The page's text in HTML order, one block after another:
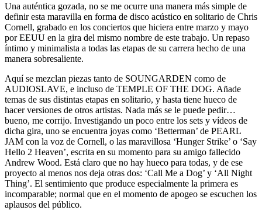
Una auténtica gozada, no se me ocurre una manera más simple de
definir esta maravilla en forma de disco acústico en solitario de Chris
Cornell, grabado en los conciertos que hiciera entre marzo y mayo
por EEUU en la gira del mismo nombre de este trabajo. Un repaso
íntimo y minimalista a todas las etapas de su carrera hecho de una
manera sobresaliente.
Aquí se mezclan piezas tanto de SOUNGARDEN como de
AUDIOSLAVE, e incluso de TEMPLE OF THE DOG. Añade
temas de sus distintas etapas en solitario, y hasta tiene hueco de
hacer versiones de otros artistas. Nada más se le puede pedir…
bueno, me corrijo. Investigando un poco entre los sets y vídeos de
dicha gira, uno se encuentra joyas como ‘Betterman’ de PEARL
JAM con la voz de Cornell, o las maravillosa ‘Hunger Strike’ o ‘Say
Hello 2 Heaven’, escrita en su momento para su amigo fallecido
Andrew Wood. Está claro que no hay hueco para todas, y de ese
proyecto al menos nos deja otras dos: ‘Call Me a Dog’ y ‘All Night
Thing’. El sentimiento que produce especialmente la primera es
incomparable; normal que en el momento de apogeo se escuchen los
aplausos del público.